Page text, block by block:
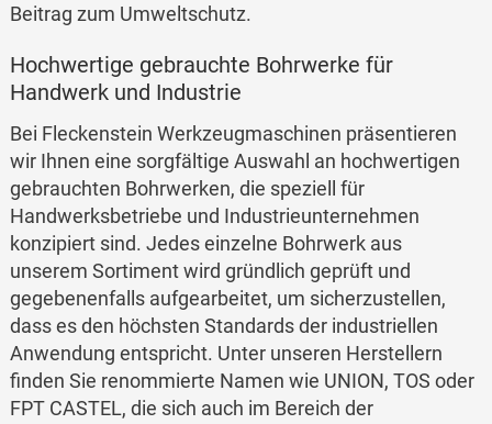
Beitrag zum Umweltschutz.
Hochwertige gebrauchte Bohrwerke für
Handwerk und Industrie
Bei Fleckenstein Werkzeugmaschinen präsentieren
wir Ihnen eine sorgfältige Auswahl an hochwertigen
gebrauchten Bohrwerken, die speziell für
Handwerksbetriebe und Industrieunternehmen
konzipiert sind. Jedes einzelne Bohrwerk aus
unserem Sortiment wird gründlich geprüft und
gegebenenfalls aufgearbeitet, um sicherzustellen,
dass es den höchsten Standards der industriellen
Anwendung entspricht. Unter unseren Herstellern
finden Sie renommierte Namen wie UNION, TOS oder
FPT CASTEL, die sich auch im Bereich der